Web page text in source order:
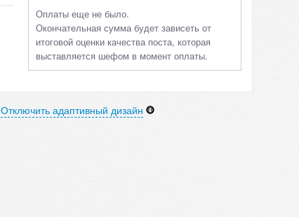
Оплаты еще не было.
Окончательная сумма будет зависеть от
итоговой оценки качества поста, которая
выставляется шефом в момент оплаты.
Отключить адаптивный дизайн